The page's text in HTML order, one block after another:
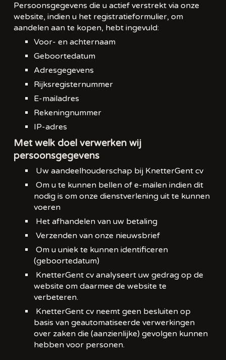
Persoonsgegevens die u actief verstrekt via onze
website, indien u het registratieformulier, om
aandelen aan te kopen, hebt ingevuld:
Voor- en achternaam
Geboortedatum
Adresgegevens
Rijksregisternummer
E-mailadres
Rekeningnummer
IP-adres
Met welk doel verwerken wij
persoonsgegevens
Uw aandeelhouderschap bij KnetterGent cv
Om u te kunnen bellen of e-mailen indien dit
nodig is om onze dienstverlening uit te kunnen
voeren
Het afhandelen van uw betaling
Verzenden van onze nieuwsbrief
Om u uniek te kunnen identificeren
(geboortedatum)
KnetterGent cv analyseert uw gedrag op de
website om daarmee de website te
verbeteren.
KnetterGent cv neemt geen besluiten op
basis van geautomatiseerde verwerkingen
over zaken die (aanzienlijke) gevolgen kunnen
hebben voor personen.